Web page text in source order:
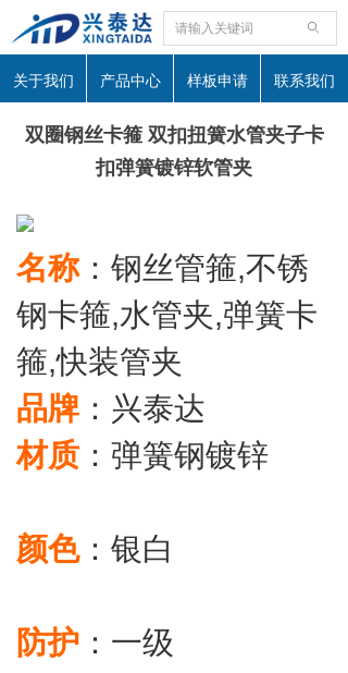
ꄙ
关于我们 产品中心 样板申请 联系我们
双圈钢丝卡箍 双扣扭簧水管夹子卡
扣弹簧镀锌软管夹
名称：钢丝管箍,不锈
钢卡箍,水管夹,弹簧卡
箍,快装管夹
品牌 ：兴泰达
材质 ：弹簧钢镀锌
颜色：银白
防护 ：一级